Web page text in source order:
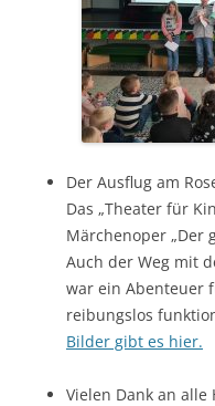
Der Ausflug am
Das „Theater für
Märchenoper „Der
Auch der Weg mit
war ein Abenteuer
reibungslos
Bilder gibt es hier.
Vielen Dank an